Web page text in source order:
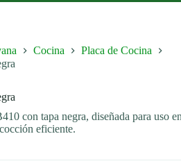
Cocina
Placa de Cocina
con tapa negra, diseñada para uso
eficiente.